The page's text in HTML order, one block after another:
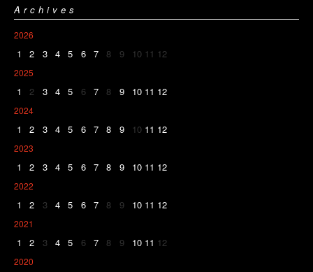
Archives
2026
1 2 3 4 5 6 7 8 9 10 11 12
2025
1 2 3 4 5 6 7 8 9 10 11 12
2024
1 2 3 4 5 6 7 8 9 10 11 12
2023
1 2 3 4 5 6 7 8 9 10 11 12
2022
1 2 3 4 5 6 7 8 9 10 11 12
2021
1 2 3 4 5 6 7 8 9 10 11 12
2020